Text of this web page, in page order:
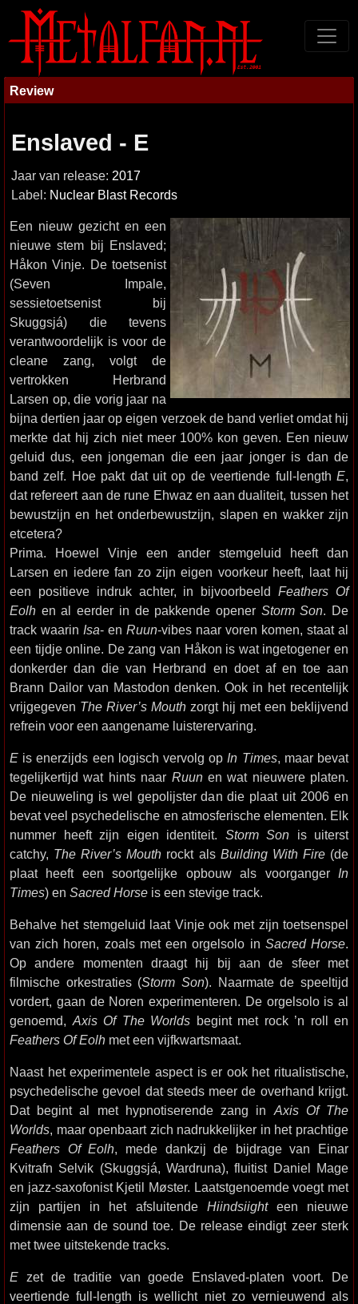
Review
Enslaved - E
Jaar van release: 2017
Label: Nuclear Blast Records
Een nieuw gezicht en een
nieuwe stem bij Enslaved;
Håkon Vinje. De toetsenist
(Seven Impale,
sessietoetsenist bij
Skuggsjá) die tevens
verantwoordelijk is voor de
cleane zang, volgt de
vertrokken Herbrand
Larsen op, die vorig jaar na
bijna dertien jaar op eigen verzoek de band verliet omdat hij
merkte dat hij zich niet meer 100% kon geven. Een nieuw
geluid dus, een jongeman die een jaar jonger is dan de
band zelf. Hoe pakt dat uit op de veertiende full-length E,
dat refereert aan de rune Ehwaz en aan dualiteit, tussen het
bewustzijn en het onderbewustzijn, slapen en wakker zijn
etcetera?
Prima. Hoewel Vinje een ander stemgeluid heeft dan
Larsen en iedere fan zo zijn eigen voorkeur heeft, laat hij
een positieve indruk achter, in bijvoorbeeldFeathers Of
Eolh en al eerder in de pakkende opener Storm Son. De
track waarin Isa- en Ruun-vibes naar voren komen, staat al
een tijdje online. De zang van Håkon is wat ingetogener en
donkerder dan die van Herbrand en doet af en toe aan
Brann Dailor van Mastodon denken. Ook in het recentelijk
vrijgegeven The River’s Mouth zorgt hij met een beklijvend
refrein voor een aangename luisterervaring.
E is enerzijds een logisch vervolg op In Times, maar bevat
tegelijkertijd wat hints naar Ruunen wat nieuwere platen.
De nieuweling is wel gepolijster dan die plaat uit 2006 en
bevat veel psychedelische en atmosferische elementen. Elk
nummer heeft zijn eigen identiteit. Storm Son is uiterst
catchy, The River’s Mouth rockt als Building With Fire(de
plaat heeft een soortgelijke opbouw als voorganger In
Times) en Sacred Horse is een stevige track.
Behalve het stemgeluid laat Vinje ook met zijn toetsenspel
van zich horen, zoals met een orgelsolo in Sacred Horse.
Op andere momenten draagt hij bij aan de sfeer met
filmische orkestraties (Storm Son). Naarmate de speeltijd
vordert, gaan de Noren experimenteren. De orgelsolo is al
genoemd, Axis Of The Worlds begint met rock ’n roll en
Feathers Of Eolh met een vijfkwartsmaat.
Naast het experimentele aspect is er ook het ritualistische,
psychedelische gevoel dat steeds meer de overhand krijgt.
Dat begint al met hypnotiserende zang in Axis Of The
Worlds, maar openbaart zich nadrukkelijker in het prachtige
Feathers Of Eolh, mede dankzij de bijdrage van Einar
Kvitrafn Selvik (Skuggsjá, Wardruna), fluitist Daniel Mage
en jazz-saxofonist Kjetil Møster. Laatstgenoemde voegt met
zijn partijen in het afsluitende Hiindsiighteen nieuwe
dimensie aan de sound toe. De release eindigt zeer sterk
met twee uitstekende tracks.
E zet de traditie van goede Enslaved-platen voort. De
veertiende full-length is wellicht niet zo vernieuwend als